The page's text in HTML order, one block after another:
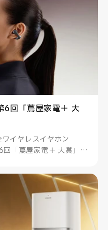
回「蔦屋家電＋ 大
イヤレスイヤホン
「蔦屋家電＋ 大賞」に